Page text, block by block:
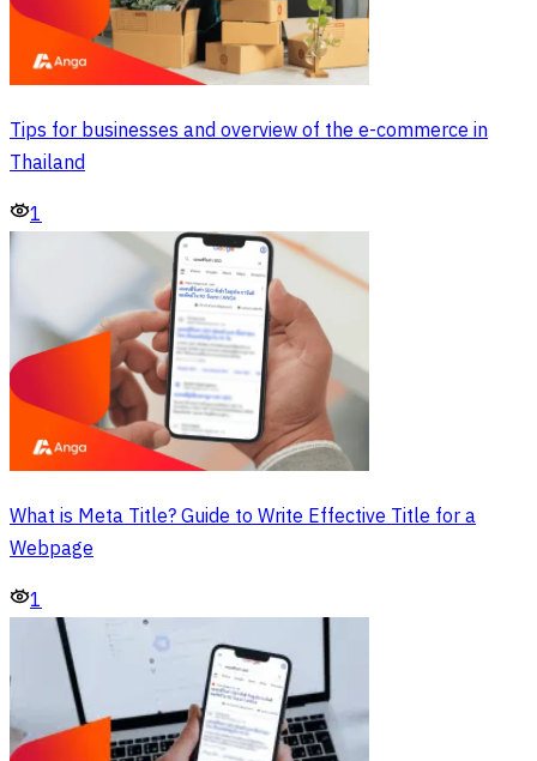
Tips for businesses and overview of the e-commerce in
Thailand
1
What is Meta Title? Guide to Write Effective Title for a
Webpage
1